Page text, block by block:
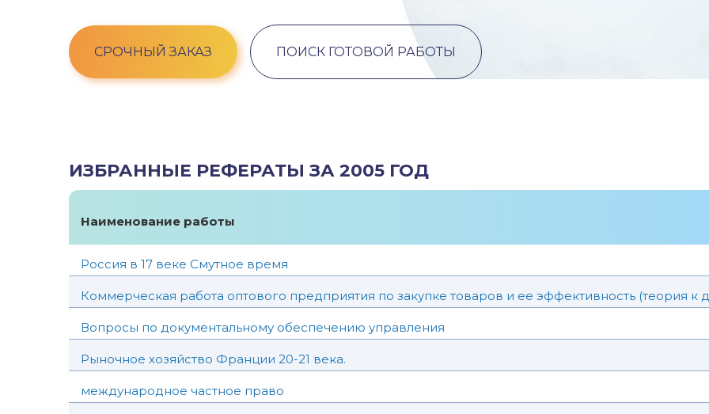
СРОЧНЫЙ ЗАКАЗ ПОИСК ГОТОВОЙ РАБОТЫ
ИЗБРАННЫЕ РЕФЕРАТЫ ЗА 2005 ГОД
Наименование работы
Россия в 17 веке Смутное время
Коммерческая работа оптового предприятия по закупке товаров и ее эффективность (теория к
Вопросы по документальному обеспечению управления
Рыночное хозяйство Франции 20-21 века.
международное частное право